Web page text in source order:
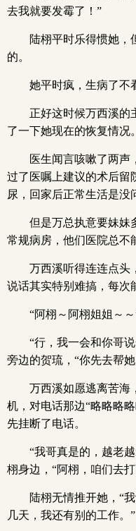
去我就要发霉了！”
陆栩平时乐得惯她，
的。
她平时疯，生病了不
正好这时候万西溪的
了一下她现在的恢复情况。
医生闻言咳嗽了两声
过了医嘱上建议的术后留
尿，回家后正常生活是没
但是万总执意要妹妹
常规病房，他们医院总不
万西溪听得连连点头
说话其实特别难搞，每次
“阿栩～阿栩姐姐～
“行，我一会和你哥
旁边的贺琉，“你先去帮
万西溪如愿逃离苦海
机，对电话那边“略略略
先挂断了电话。
“我哥真是的，越老
栩身边，“阿栩，咱们去
陆栩无情推开她，“
几天，我还有别的工作。”